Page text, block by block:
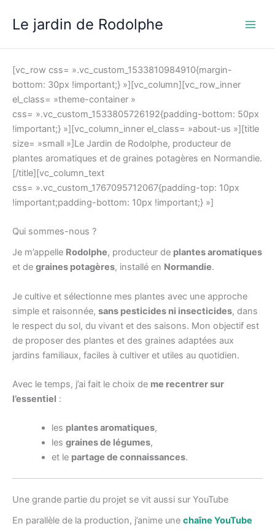
contenu
Le jardin de Rodolphe
[vc_row css= ».vc_custom_1533810984910{margin-
bottom: 30px !important;} »][vc_column][vc_row_inner
el_class= »theme-container »
css= ».vc_custom_1533805726192{padding-bottom: 50px
!important;} »][vc_column_inner el_class= »about-us »][title
size= »small »]Le Jardin de Rodolphe, producteur de
plantes aromatiques et de graines potagères en Normandie.
[/title][vc_column_text
css= ».vc_custom_1767095712067{padding-top: 10px
!important;padding-bottom: 10px !important;} »]
Qui sommes-nous ?
Je m’appelle Rodolphe, producteur de plantes aromatiques
et de graines potagères, installé en Normandie.
Je cultive et sélectionne mes plantes avec une approche
simple et raisonnée, sans pesticides ni insecticides, dans
le respect du sol, du vivant et des saisons. Mon objectif est
de proposer des plantes et des graines adaptées aux
jardins familiaux, faciles à cultiver et utiles au quotidien.
Avec le temps, j’ai fait le choix de me recentrer sur
l’essentiel :
les plantes aromatiques,
les graines de légumes,
et le partage de connaissances.
Une grande partie du projet se vit aussi sur YouTube
En parallèle de la production, j’anime une chaîne YouTube